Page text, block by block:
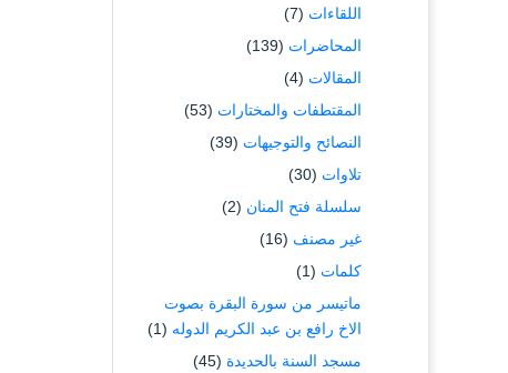
اللقاءات (7)
المحاضرات (139)
المقالات (4)
المقتطفات والمختارات (53)
النصائح والتوجيهات (39)
تلاوات (30)
سلسلة فتح المنان (2)
غير مصنف (16)
كلمات (1)
ماتيسر من سورة البقرة بصوت
الاخ رافع بن عبد الكريم الدوله (1)
مسجد السنة بالحديدة (45)